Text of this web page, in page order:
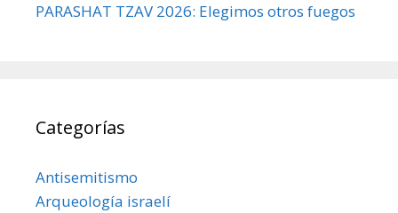
PARASHAT TZAV 2026: Elegimos otros fuegos
Categorías
Antisemitismo
Arqueología israelí